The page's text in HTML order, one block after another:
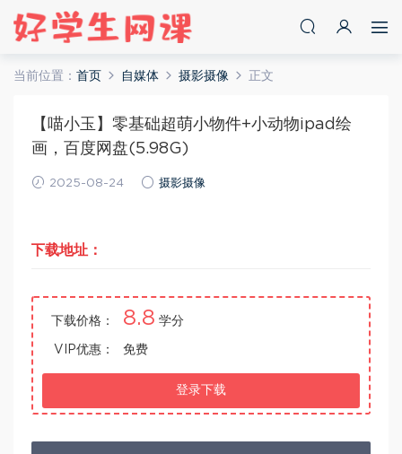
当前位置： 首页 自媒体 摄影摄像 正文
【喵小玉】零基础超萌小物件+小动物ipad绘
画，百度网盘(5.98G)
2025-08-24 摄影摄像
下载地址：
下载价格： 8.8 学分
VIP优惠： 免费
登录下载